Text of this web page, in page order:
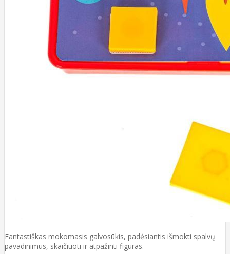
Fantastiškas mokomasis galvosūkis, padėsiantis išmokti spalvų
pavadinimus, skaičiuoti ir atpažinti figūras.